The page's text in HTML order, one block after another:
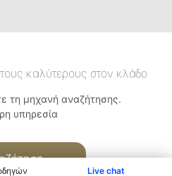
Live chat
καλύτερους στον κλάδο
τη μηχανή αναζήτησης.
υπηρεσία